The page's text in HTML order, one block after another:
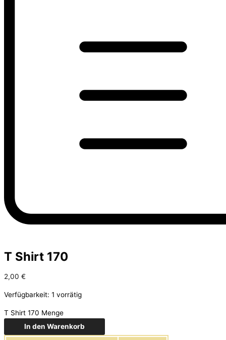
T Shirt 170
2,00 €
Verfügbarkeit: 1 vorrätig
T Shirt 170 Menge
In den Warenkorb